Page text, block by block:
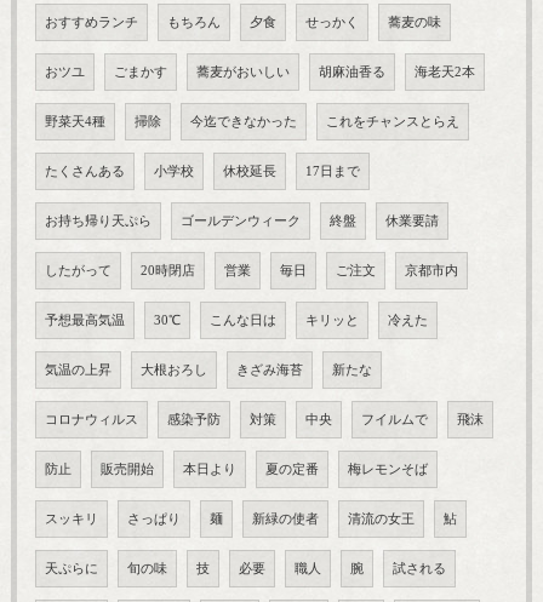
おすすめランチ もちろん 夕食 せっかく 蕎麦の味
おツユ ごまかす 蕎麦がおいしい 胡麻油香る 海老天2本
野菜天4種 掃除 今迄できなかった これをチャンスとらえ
たくさんある 小学校 休校延長 17日まで
お持ち帰り天ぷら ゴールデンウィーク 終盤 休業要請
したがって 20時閉店 営業 毎日 ご注文 京都市内
予想最高気温 30℃ こんな日は キリッと 冷えた
気温の上昇 大根おろし きざみ海苔 新たな
コロナウィルス 感染予防 対策 中央 フイルムで 飛沫
防止 販売開始 本日より 夏の定番 梅レモンそば
スッキリ さっぱり 麺 新緑の使者 清流の女王 鮎
天ぷらに 旬の味 技 必要 職人 腕 試される